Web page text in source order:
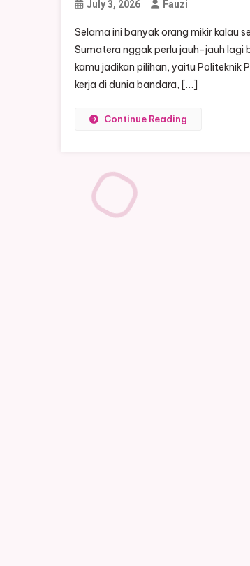
July 3, 2026 Fauzi
Selama ini banyak orang mikir kalau
Sumatera nggak perlu jauh-jauh lagi
kamu jadikan pilihan, yaitu
kerja di dunia bandara, […]
Continue Reading